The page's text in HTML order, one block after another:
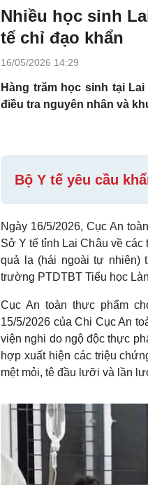
Nhiều học sinh
tế chỉ đạo khẩn
16/05/2026 14:29
Hàng trăm học sinh tại
điều tra nguyên nhân và
Bộ Y tế yêu cầu
Ngày 16/5/2026, Cục An
Sở Y tế tỉnh Lai Châu về
quả lạ (hái ngoài tự nhiên)
trường PTDTBT Tiểu học
Cục An toàn thực phẩm
15/5/2026 của Chi Cục An
viện nghi do ngộ độc thực
hợp xuất hiện các triệu
mệt mỏi, tê đầu lưỡi và lần